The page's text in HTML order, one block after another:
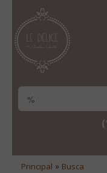
Principal » Busca